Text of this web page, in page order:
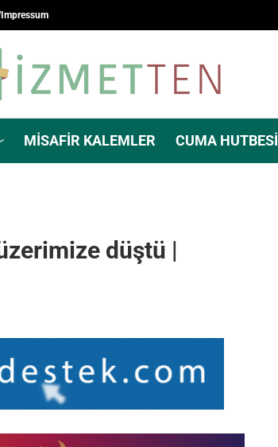
MISAFIR KALEMLER CUMA HUTBESI
düştü |